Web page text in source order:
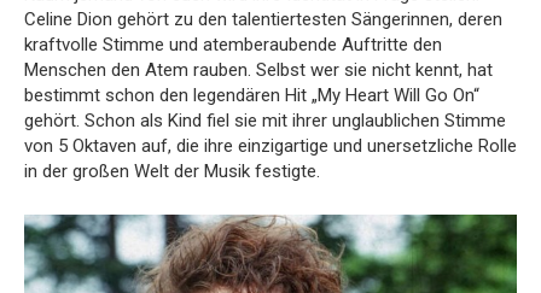
Celine Dion gehört zu den talentiertesten Sängerinnen, deren
kraftvolle Stimme und atemberaubende Auftritte den
Menschen den Atem rauben. Selbst wer sie nicht kennt, hat
bestimmt schon den legendären Hit „My Heart Will Go On“
gehört. Schon als Kind fiel sie mit ihrer unglaublichen Stimme
von 5 Oktaven auf, die ihre einzigartige und unersetzliche Rolle
in der großen Welt der Musik festigte.